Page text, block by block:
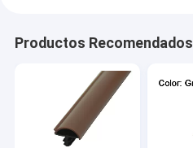
Productos Recomendados